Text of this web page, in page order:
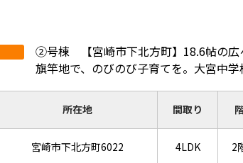
②号棟 【宮崎市下北方町】18.6帖の広
旗竿地で、のびのび子育てを。大宮中
所在地 間取り
宮崎市下北方町6022 4LDK 2